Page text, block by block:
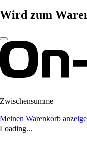
Wird zum
Zwischensumme
Meinen Warenkorb
Loading...